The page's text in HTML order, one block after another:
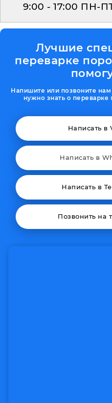
9:00 - 17:00 ПН-
Лучшие
переварке
Напишите или позвоните
нужно знать о
Написать в
Написать в
Написать в
Позвонить на